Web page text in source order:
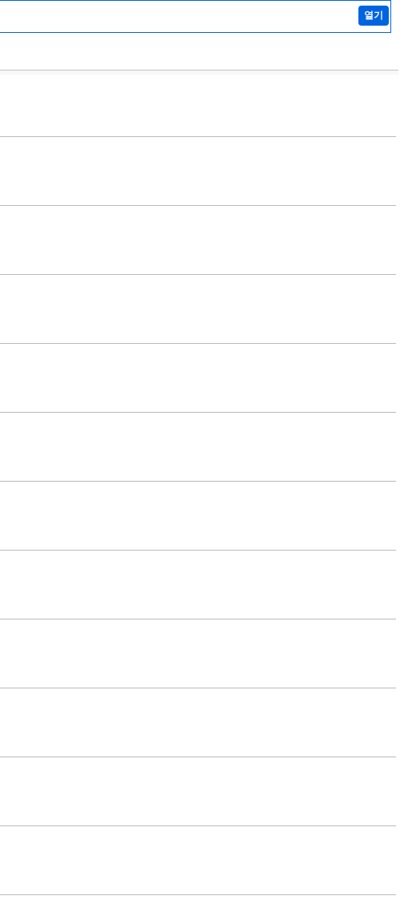
열기